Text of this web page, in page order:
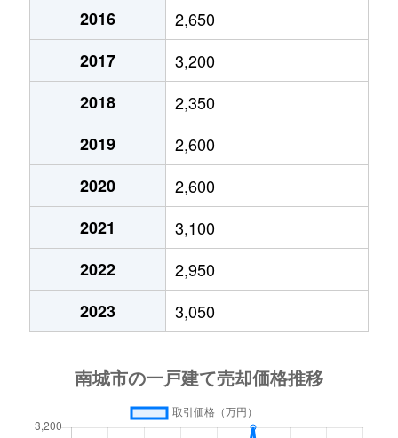
2016
2,650
2017
3,200
2018
2,350
2019
2,600
2020
2,600
2021
3,100
2022
2,950
2023
3,050